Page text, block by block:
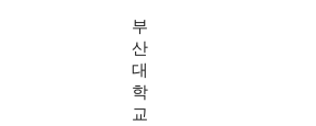
부
산
대
학
교